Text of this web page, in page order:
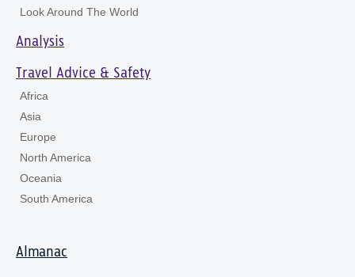
Look Around The World
Analysis
Travel Advice & Safety
Africa
Asia
Europe
North America
Oceania
South America
Almanac